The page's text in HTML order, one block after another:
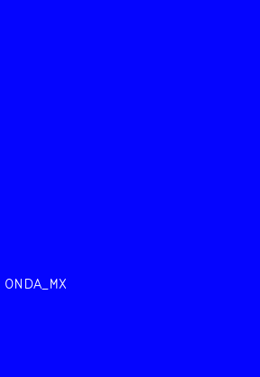
ONDA_MX